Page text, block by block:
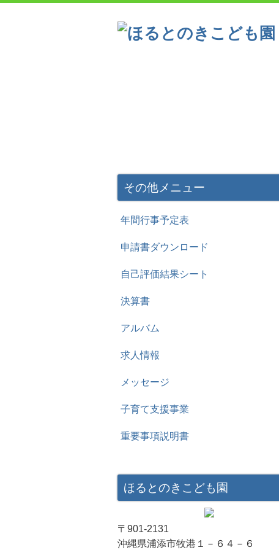
その他メニュー
年間行事予定表
申請書ダウンロード
自己評価結果シート
決算書
アルバム
求人情報
メッセージ
子育て支援事業
重要事項説明書
ほるとのきこども園
〒901-2131
沖縄県浦添市牧港１－６４－６